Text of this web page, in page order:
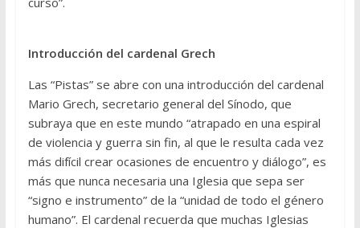
Introducción del cardenal Grech
Las “Pistas” se abre con una introducción del cardenal
Mario Grech, secretario general del Sínodo, que
subraya que en este mundo “atrapado en una espiral
de violencia y guerra sin fin, al que le resulta cada vez
más difícil crear ocasiones de encuentro y diálogo”, es
más que nunca necesaria una Iglesia que sepa ser
“signo e instrumento” de la “unidad de todo el género
humano”. El cardenal recuerda que muchas Iglesias